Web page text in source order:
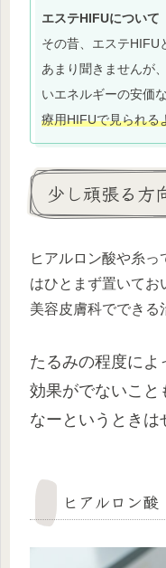
エステHIFUについて
その昔、エステHIFU
あまり聞きませんが
いエネルギーの安価
療用HIFUで見られる
少し頑張る
ヒアルロン酸や糸っ
はひとまず置いてお
美容皮膚科でできる
たるみの程度に
効果がでないこ
なーというときは
ヒアルロン酸